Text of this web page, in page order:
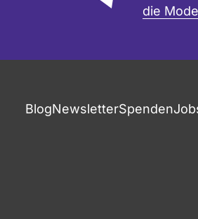
die
Fußzeile
BlogNewsletterSpenden